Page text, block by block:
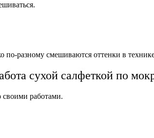
по-разному смешиваются оттенки в
сухой салфеткой по
своими работами.